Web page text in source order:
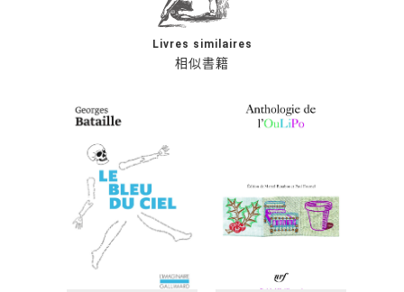
相似書籍
Livres similaires